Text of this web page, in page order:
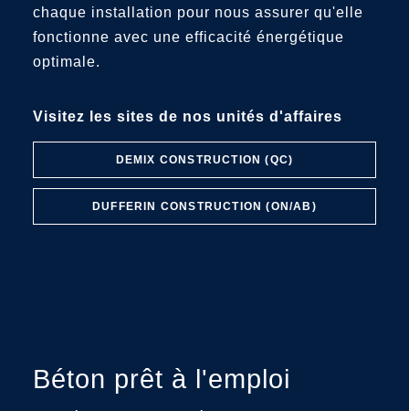
chaque installation pour nous assurer qu'elle
fonctionne avec une efficacité énergétique
optimale.
Visitez les sites de nos unités d'affaires
DEMIX CONSTRUCTION (QC)
DUFFERIN CONSTRUCTION (ON/AB)
Béton prêt à l'emploi